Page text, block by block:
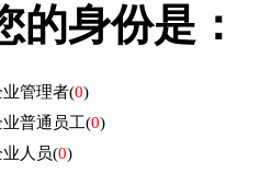
的身份是：
业管理者(0)
业普通员工(0)
人员(0)